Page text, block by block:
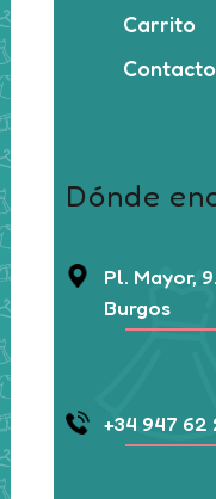
Carrito
Contacto
Dónde
Pl. Mayor,
Burgos
+34 947 62